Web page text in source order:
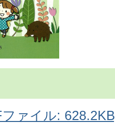
ァイル: